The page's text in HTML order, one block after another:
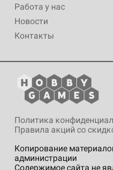
Работа у нас
Новости
Контакты
Копирование
администрации
Содержимое сайта не
Политика
Правила акций со